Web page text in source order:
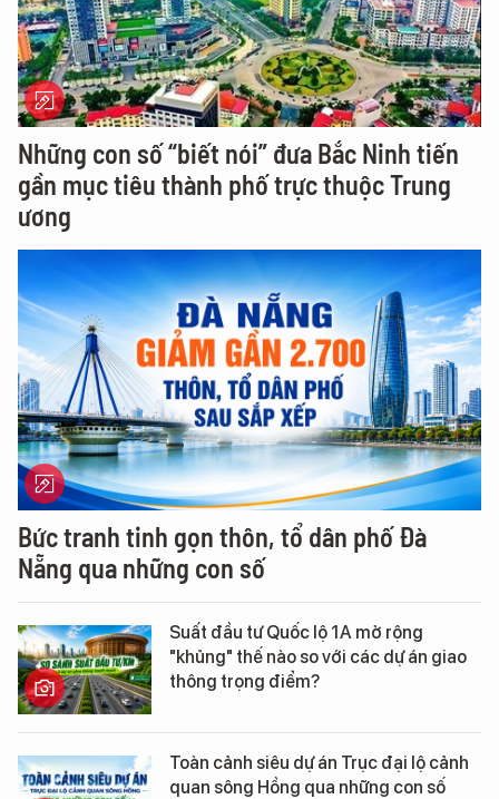
Những con số “biết nói” đưa Bắc Ninh tiến
gần mục tiêu thành phố trực thuộc Trung
ương
Bức tranh tinh gọn thôn, tổ dân phố Đà
Nẵng qua những con số
Suất đầu tư Quốc lộ 1A mở rộng
"khủng" thế nào so với các dự án giao
thông trọng điểm?
Toàn cảnh siêu dự án Trục đại lộ cảnh
quan sông Hồng qua những con số